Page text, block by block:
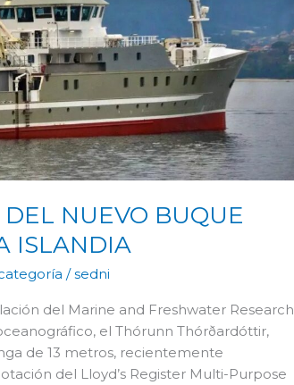
NUEVO BUQUE
ISLANDIA
/sedni
del Marine and Freshwater Research
el Thórunn Thórðardóttir,
de 13 metros, recientemente
del Lloyd’s Register Multi-Purpose